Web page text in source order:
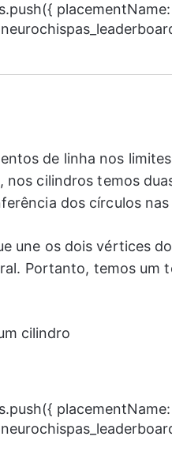
placementName:
de linha nos
nos cilindros temos
dos círculos nas
une os dois vértices
Portanto, temos um
placementName: